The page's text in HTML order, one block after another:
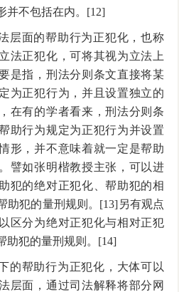
并不包括在内。[12]
层面的帮助行为正犯化，也称
法正犯化，可将其视为立法上
是指，刑法分则条文直接将某
为正犯行为，并且设置独立的
在有的学者看来，刑法分则条
助行为规定为正犯行为并设置
形，并不意味着就一定是帮助
譬如张明楷教授主张，可以进
犯的绝对正犯化、帮助犯的相
助犯的量刑规则。[13]另有观点
区分为绝对正犯化与相对正犯
助犯的量刑规则。[14]
的帮助行为正犯化，大体可以
层面，通过司法解释将部分网